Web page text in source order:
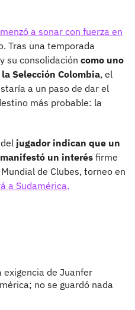
a sonar con fuerza en
Tras una temporada
su consolidación como uno
Selección Colombia, el
a un paso de dar el
más probable: la
jugador indican que un
un interésfirme
de Clubes, torneo en
a Sudamérica.
exigencia de Juanfer
no se guardó nada